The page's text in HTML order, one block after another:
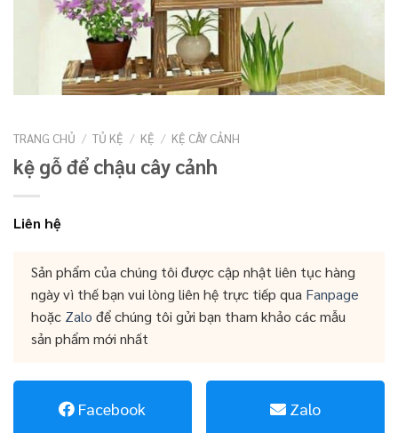
TRANG CHỦ / TỦ KỆ / KỆ / KỆ CÂY CẢNH
kệ gỗ để chậu cây cảnh
Liên hệ
Sản phẩm của chúng tôi được cập nhật liên tục hàng
ngày vì thế bạn vui lòng liên hệ trực tiếp qua Fanpage
hoặc Zalo để chúng tôi gửi bạn tham khảo các mẫu
sản phẩm mới nhất
Facebook Zalo